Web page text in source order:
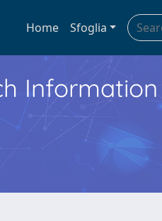
Home Sfoglia